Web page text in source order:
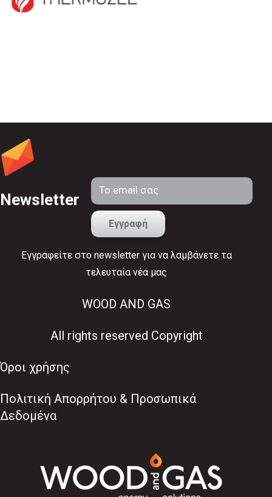
Newsletter
Εγγραφείτε στο newsletter για να λαμβάνετε τα
τελευταία νέα μας
WOOD AND GAS
All rights reserved Copyright
Όροι χρήσης
Πολιτική Απορρήτου & Προσωπικά
Δεδομένα